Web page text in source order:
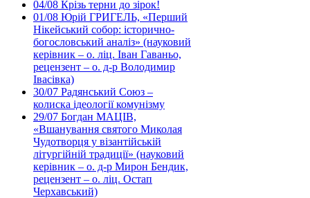
04/08 Крізь терни до зірок!
01/08 Юрій ГРИГЕЛЬ, «Перший
Нікейський собор: історично-
богословський аналіз» (науковий
керівник – о. ліц. Іван Гаваньо,
рецензент – о. д-р Володимир
Івасівка)
30/07 Радянський Союз –
колиска ідеології комунізму
29/07 Богдан МАЦІВ,
«Вшанування святого Миколая
Чудотворця у візантійській
літургійній традиції» (науковий
керівник – о. д-р Мирон Бендик,
рецензент – о. ліц. Остап
Черхавський)